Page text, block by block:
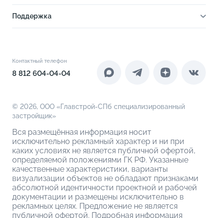
2-комнатные евро
Выбрать на 3D плане
Отделка
Расположение
Новоселам
Поддержка
Контакты
О компании
Контактный телефон
8 812 604-04-04
© 2026, ООО «Главстрой-СПб специализированный
застройщик»
Вся размещённая информация носит
исключительно рекламный характер и ни при
каких условиях не является публичной офертой,
определяемой положениями ГК РФ. Указанные
качественные характеристики, варианты
визуализации объектов не обладают признаками
абсолютной идентичности проектной и рабочей
документации и размещены исключительно в
рекламных целях. Предложение не является
публичной офертой. Подробная информация